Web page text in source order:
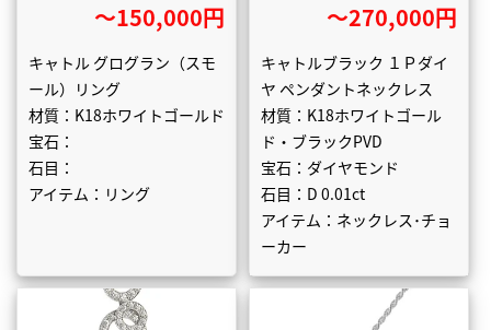
〜150,000円
キャトル グログラン（スモ
ール）リング
材質：K18ホワイトゴールド
宝石：
石目：
アイテム：リング
〜270,000円
キャトルブラック １Ｐダイ
ヤ ペンダントネックレス
材質：K18ホワイトゴール
ド・ブラックPVD
宝石：ダイヤモンド
石目：D 0.01ct
アイテム：ネックレス･チョ
ーカー